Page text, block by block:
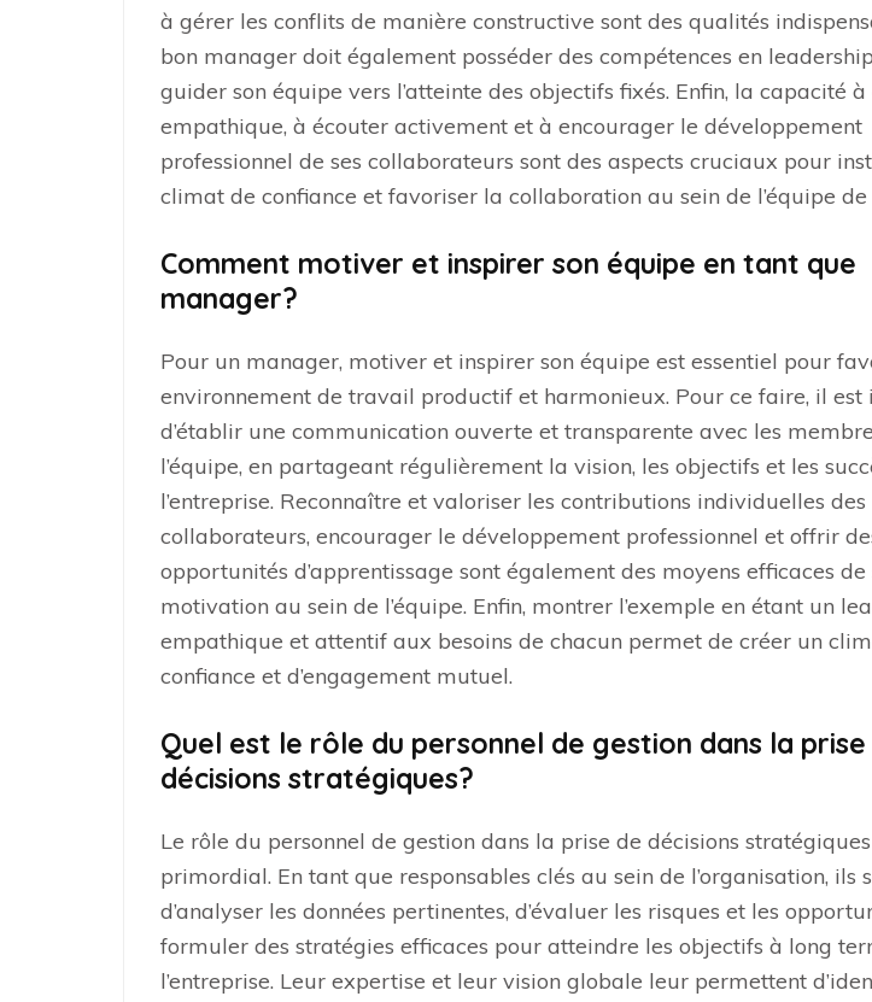
à gérer les conflits de manière constructive sont des qualités
bon manager doit également posséder des compétences en
guider son équipe vers l’atteinte des objectifs fixés. Enfin, la capacité à
empathique, à écouter activement et à encourager le développement
professionnel de ses collaborateurs sont des aspects cruciaux pour
climat de confiance et favoriser la collaboration au sein de l’équipe
Comment motiver et inspirer son équipe en tant que
manager?
Pour un manager, motiver et inspirer son équipe est essentiel pour
environnement de travail productif et harmonieux. Pour ce faire, il
d’établir une communication ouverte et transparente avec les
l’équipe, en partageant régulièrement la vision, les objectifs et les
l’entreprise. Reconnaître et valoriser les contributions individuelles des
collaborateurs, encourager le développement professionnel et offrir
opportunités d’apprentissage sont également des moyens efficaces
motivation au sein de l’équipe. Enfin, montrer l’exemple en étant un
empathique et attentif aux besoins de chacun permet de créer un
confiance et d’engagement mutuel.
Quel est le rôle du personnel de gestion dans la prise
décisions stratégiques?
Le rôle du personnel de gestion dans la prise de décisions
primordial. En tant que responsables clés au sein de l’organisation, ils
d’analyser les données pertinentes, d’évaluer les risques et les
formuler des stratégies efficaces pour atteindre les objectifs à long
l’entreprise. Leur expertise et leur vision globale leur permettent